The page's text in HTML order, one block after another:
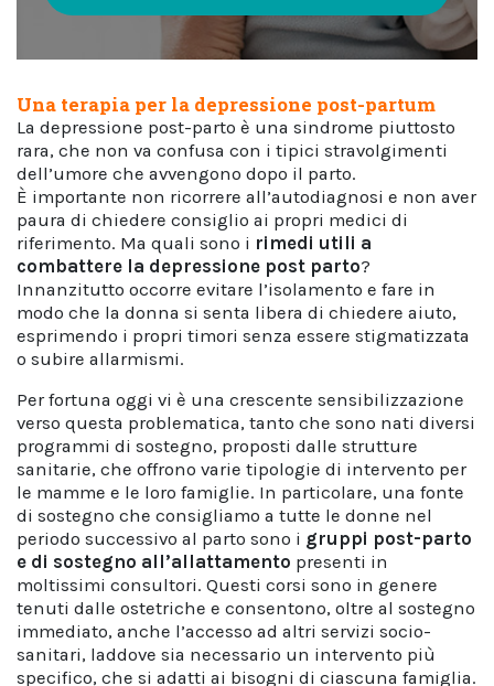
Una terapia per la depressione post-partum
La depressione post-parto è una sindrome piuttosto
rara, che non va confusa con i tipici stravolgimenti
dell’umore che avvengono dopo il parto.
È importante non ricorrere all’autodiagnosi e non aver
paura di chiedere consiglio ai propri medici di
riferimento. Ma quali sono i rimedi utili a
combattere la depressione post parto?
Innanzitutto occorre evitare l’isolamento e fare in
modo che la donna si senta libera di chiedere aiuto,
esprimendo i propri timori senza essere stigmatizzata
o subire allarmismi.
Per fortuna oggi vi è una crescente sensibilizzazione
verso questa problematica, tanto che sono nati diversi
programmi di sostegno, proposti dalle strutture
sanitarie, che offrono varie tipologie di intervento per
le mamme e le loro famiglie. In particolare, una fonte
di sostegno che consigliamo a tutte le donne nel
periodo successivo al parto sono i gruppi post-parto
e di sostegno all’allattamento presenti in
moltissimi consultori. Questi corsi sono in genere
tenuti dalle ostetriche e consentono, oltre al sostegno
immediato, anche l’accesso ad altri servizi socio-
sanitari, laddove sia necessario un intervento più
specifico, che si adatti ai bisogni di ciascuna famiglia.